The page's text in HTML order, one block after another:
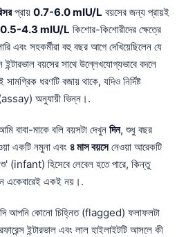
প্রায় 0.7-6.0 mIU/L বয়সের জন্য প্রায়ই
0.5-4.3 mIU/L কিশোর-কিশোরীদের ক্ষেত্রে
এবং সহকর্মীরা বহু বছর আগে দেখিয়েছিলেন যে
ইন্টারভাল বয়সের সাথে উল্লেখযোগ্যভাবে বদলে
ধরণটি বজায় থাকে, যদিও নির্দিষ্ট
অনুযায়ী ভিন্ন।.
বাবা-মাকে বলি বয়সটা দেখুন দিন, শুধু বছর
একটি নমুনা এবং ৪ মাস বয়সেনেওয়া আরেকটি
(infant) হিসেবে লেবেল হতে পারে, কিন্তু
একেবারেই একই নয়।.
আপনি কোনো চিহ্নিত (flagged) ফলাফলটা
ইন্টারভাল এবং লাল হাইলাইটটি আসলে কী